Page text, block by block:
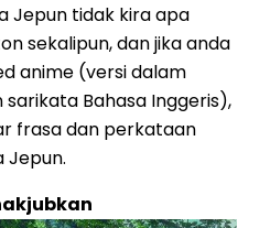
Jepun tidak kira apa
sekalipun, dan jika anda
anime (versi dalam
Bahasa Inggeris),
frasa dan perkataan
Jepun.